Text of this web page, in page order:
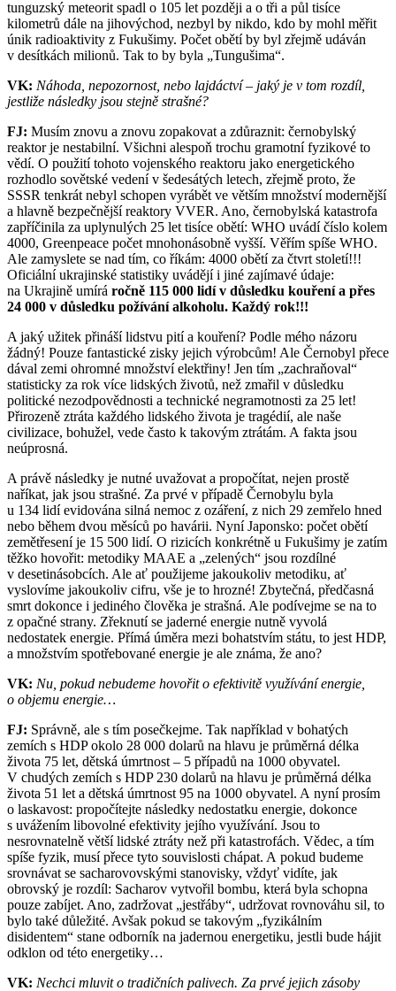
tunguzský meteorit spadl o 105 let později a o tři a půl tisíce
kilometrů dále na jihovýchod, nezbyl by nikdo, kdo by mohl měřit
únik radioaktivity z Fukušimy. Počet obětí by byl zřejmě udáván
v desítkách milionů. Tak to by byla „Tungušima“.
VK: Náhoda, nepozornost, nebo lajdáctví – jaký je v tom rozdíl,
jestliže následky jsou stejně strašné?
FJ: Musím znovu a znovu zopakovat a zdůraznit: černobylský
reaktor je nestabilní. Všichni alespoň trochu gramotní fyzikové to
vědí. O použití tohoto vojenského reaktoru jako energetického
rozhodlo sovětské vedení v šedesátých letech, zřejmě proto, že
SSSR tenkrát nebyl schopen vyrábět ve větším množství modernější
a hlavně bezpečnější reaktory VVER. Ano, černobylská katastrofa
zapříčinila za uplynulých 25 let tisíce obětí: WHO uvádí číslo kolem
4000, Greenpeace počet mnohonásobně vyšší. Věřím spíše WHO.
Ale zamyslete se nad tím, co říkám: 4000 obětí za čtvrt století!!!
Oficiální ukrajinské statistiky uvádějí i jiné zajímavé údaje:
na Ukrajině umírá ročně 115 000 lidí v důsledku kouření a přes
24 000 v důsledku požívání alkoholu. Každý rok!!!
A jaký užitek přináší lidstvu pití a kouření? Podle mého názoru
žádný! Pouze fantastické zisky jejich výrobcům! Ale Černobyl přece
dával zemi ohromné množství elektřiny! Jen tím „zachraňoval“
statisticky za rok více lidských životů, než zmařil v důsledku
politické nezodpovědnosti a technické negramotnosti za 25 let!
Přirozeně ztráta každého lidského života je tragédií, ale naše
civilizace, bohužel, vede často k takovým ztrátám. A fakta jsou
neúprosná.
A právě následky je nutné uvažovat a propočítat, nejen prostě
naříkat, jak jsou strašné. Za prvé v případě Černobylu byla
u 134 lidí evidována silná nemoc z ozáření, z nich 29 zemřelo hned
nebo během dvou měsíců po havárii. Nyní Japonsko: počet obětí
zemětřesení je 15 500 lidí. O rizicích konkrétně u Fukušimy je zatím
těžko hovořit: metodiky MAAE a „zelených“ jsou rozdílné
v desetinásobcích. Ale ať použijeme jakoukoliv metodiku, ať
vyslovíme jakoukoliv cifru, vše je to hrozné! Zbytečná, předčasná
smrt dokonce i jediného člověka je strašná. Ale podívejme se na to
z opačné strany. Zřeknutí se jaderné energie nutně vyvolá
nedostatek energie. Přímá úměra mezi bohatstvím státu, to jest HDP,
a množstvím spotřebované energie je ale známa, že ano?
VK: Nu, pokud nebudeme hovořit o efektivitě využívání energie,
o objemu energie…
FJ: Správně, ale s tím posečkejme. Tak například v bohatých
zemích s HDP okolo 28 000 dolarů na hlavu je průměrná délka
života 75 let, dětská úmrtnost – 5 případů na 1000 obyvatel.
V chudých zemích s HDP 230 dolarů na hlavu je průměrná délka
života 51 let a dětská úmrtnost 95 na 1000 obyvatel. A nyní prosím
o laskavost: propočítejte následky nedostatku energie, dokonce
s uvážením libovolné efektivity jejího využívání. Jsou to
nesrovnatelně větší lidské ztráty než při katastrofách. Vědec, a tím
spíše fyzik, musí přece tyto souvislosti chápat. A pokud budeme
srovnávat se sacharovovskými stanovisky, vždyť vidíte, jak
obrovský je rozdíl: Sacharov vytvořil bombu, která byla schopna
pouze zabíjet. Ano, zadržovat „jestřáby“, udržovat rovnováhu sil, to
bylo také důležité. Avšak pokud se takovým „fyzikálním
disidentem“ stane odborník na jadernou energetiku, jestli bude hájit
odklon od této energetiky…
VK: Nechci mluvit o tradičních palivech. Za prvé jejich zásoby